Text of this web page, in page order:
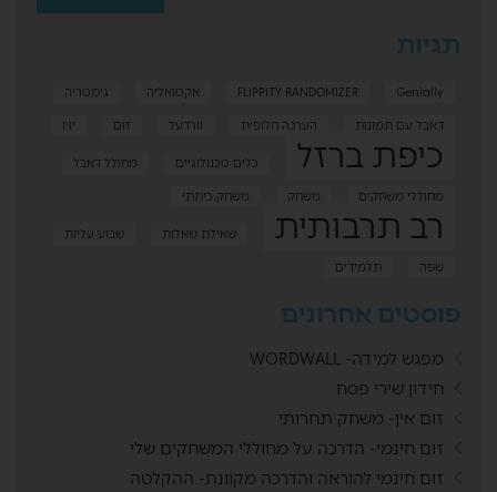
תגיות
FLIPPITY RANDOMIZER Genially אקטואליה
גימטריה
דאבל עם תמונות
הערכה חלופית וורדעל זום יויו
כיפת ברזל כלים טכנולוגיים
מחולל דאבל
מחוללי משחקים
משחק משחק כיתתי
רב תרבותית שאילת שאלות
שבוע עליות
שפה
תלמידים
פוסטים אחרונים
מפגש למידה- WORDWALL
חידון שירי פסח
זום אין- משחק תחרותי
זום חינמי- הדרכה על מחוללי המשחקים שלי
זום חינמי להוראה והדרכה מקוונת- ההקלטה